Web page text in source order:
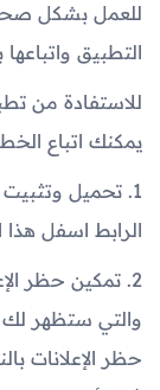
للعمل بشكل
التطبيق واتباعها
يمكنك اتباع
الرابط اسفل هذا
2. تمكين حظر
والتي ستظهر لك
حظر الإعلانات